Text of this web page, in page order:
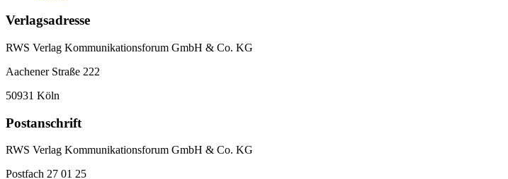
Verlagsadresse
RWS Verlag Kommunikationsforum GmbH & Co. KG
Aachener Straße 222
50931 Köln
Postanschrift
RWS Verlag Kommunikationsforum GmbH & Co. KG
Postfach 27 01 25